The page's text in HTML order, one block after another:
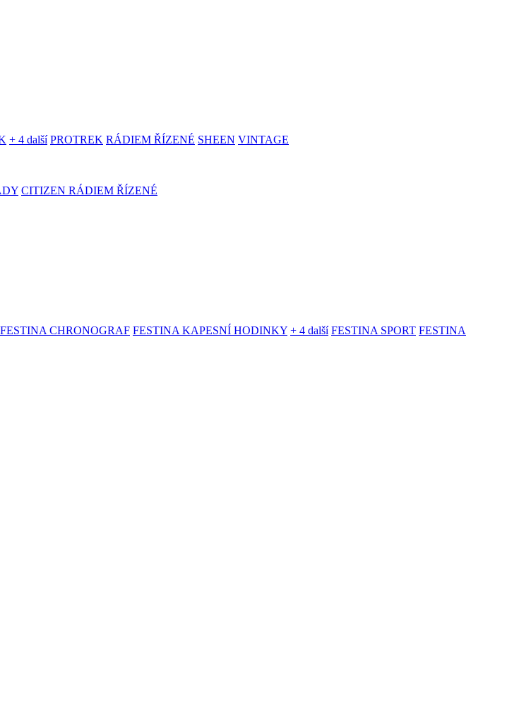
+ 4 další PROTREK RÁDIEM ŘÍZENÉ SHEEN VINTAGE
CITIZEN RÁDIEM ŘÍZENÉ
FESTINA CHRONOGRAF FESTINA KAPESNÍ HODINKY + 4 další FESTINA SPORT FESTINA